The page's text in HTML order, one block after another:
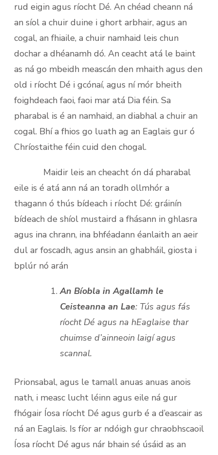
rud eigin agus ríocht Dé. An chéad cheann ná
an síol a chuir duine i ghort arbhair, agus an
cogal, an fhiaile, a chuir namhaid leis chun
dochar a dhéanamh dó. An ceacht atá le baint
as ná go mbeidh meascán den mhaith agus den
old i ríocht Dé i gcónaí, agus ní mór bheith
foighdeach faoi, faoi mar atá Dia féin. Sa
pharabal is é an namhaid, an diabhal a chuir an
cogal. Bhí a fhios go luath ag an Eaglais gur ó
Chríostaithe féin cuid den chogal.
Maidir leis an cheacht ón dá pharabal
eile is é atá ann ná an toradh ollmhór a
thagann ó thús bídeach i ríocht Dé: gráinín
bídeach de shíol mustaird a fhásann in ghlasra
agus ina chrann, ina bhféadann éanlaith an aeir
dul ar foscadh, agus ansin an ghabháil, giosta i
bplúr nó arán
An Bíobla in Agallamh le
Ceisteanna an Lae: Tús agus fás
ríocht Dé agus na hEaglaise thar
chuimse d’ainneoin laigí agus
scannal.
Prionsabal, agus le tamall anuas anuas anois
nath, i measc lucht léinn agus eile ná gur
fhógair Íosa ríocht Dé agus gurb é a d’eascair as
ná an Eaglais. Is fíor ar ndóigh gur chraobhscaoil
Íosa ríocht Dé agus nár bhain sé úsáid as an